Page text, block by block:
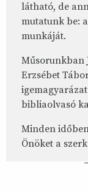
látható, de
mutatunk be:
munkáját.
Műsorunkban
Erzsébet
bibliaolvasó
Minden
Önöket a